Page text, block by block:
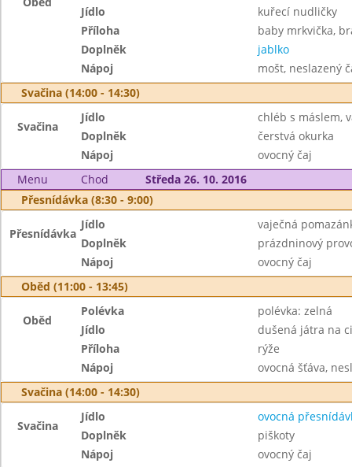
Jídlo
kuřecí nudličky
Příloha
baby mrkvička,
Doplněk
jablko
Nápoj
mošt, neslazený
Svačina (14:00 - 14:30)
Svačina
Jídlo
chléb s máslem,
Doplněk
čerstvá okurka
Nápoj
ovocný čaj
Menu
Chod
Středa 26. 10. 2016
Přesnídávka (8:30 - 9:00)
Přesnídávka
Jídlo
vaječná
Doplněk
prázdninový
Nápoj
ovocný čaj
Oběd (11:00 - 13:45)
Oběd
Polévka
polévka: zelná
Jídlo
dušená játra na
Příloha
rýže
Nápoj
ovocná šťáva,
Svačina (14:00 - 14:30)
Svačina
Jídlo
ovocná
Doplněk
piškoty
Nápoj
ovocný čaj